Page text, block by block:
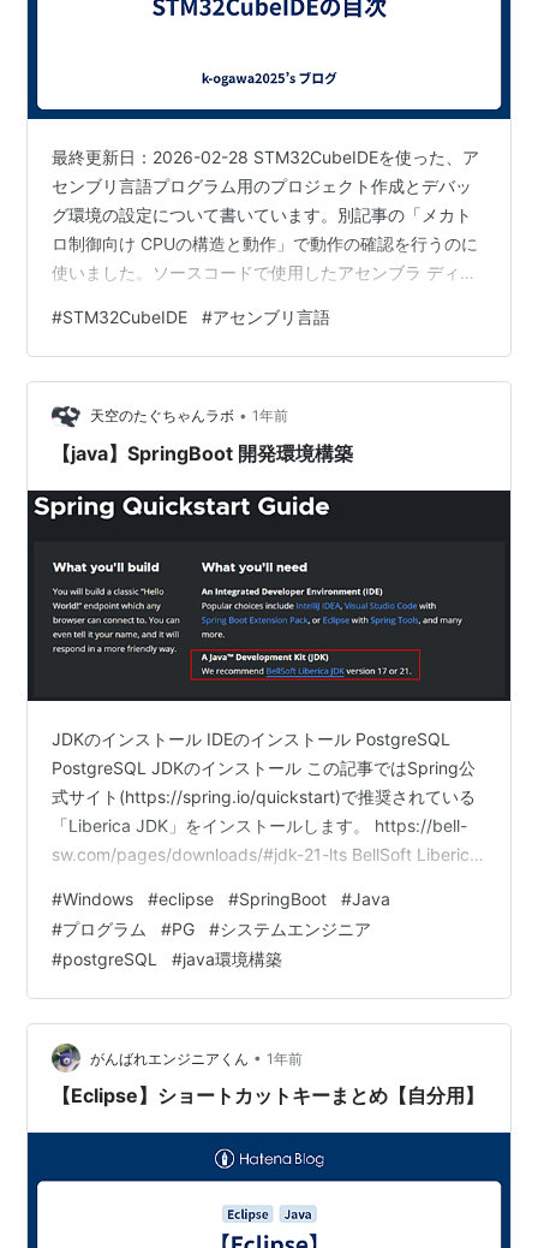
最終更新日：2026-02-28 STM32CubeIDEを使った、ア
センブリ言語プログラム用のプロジェクト作成とデバッ
グ環境の設定について書いています。別記事の「メカト
ロ制御向け CPUの構造と動作」で動作の確認を行うのに
使いました。ソースコードで使用したアセンブラ ディレ
も書いています。 リンクのクリックでそれぞれの記事ペ
ージに移動します。 STM32CubeIDEを使ったアセンブリ
言語プロジェクトの作成とデバッグ ソースコードの説
明：STM32CubeIDEを使ったアセンブリ言語プロジェク
トの作成とデバッグ リンカースクリプトの説明：ST…
#STM32CubeIDE #アセンブリ言語
天空のたぐちゃんラボ • 1年前
【java】SpringBoot 開発環境構築
JDKのインストール IDEのインストール PostgreSQL
PostgreSQL JDKのインストール この記事ではSpring公
式サイト(https://spring.io/quickstart)で推奨されている
「Liberica JDK」をインストールします。 https://bell-
sw.com/pages/downloads/#jdk-21-lts BellSoft Liberica
して、以下コマンドを実行して、インストールしたJava
のバージョンが表示されることを確認。 java -version
IDEのインストー…
#Windows #eclipse #SpringBoot #Java
#プログラム #PG #システムエンジニア
#postgreSQL #java環境構築
がんばれエンジニアくん • 1年前
【Eclipse】ショートカットキーまとめ【自分用】